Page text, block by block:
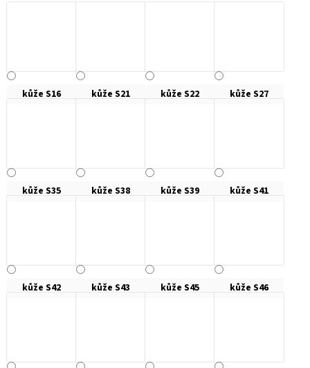
kůže S16 kůže S21 kůže S22 kůže S27
kůže S35 kůže S38 kůže S39 kůže S41
kůže S42 kůže S43 kůže S45 kůže S46